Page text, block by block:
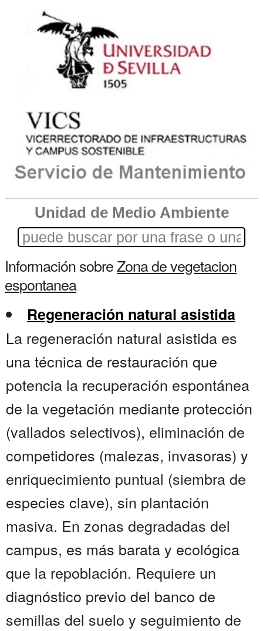
Unidad de Medio Ambiente
Información sobreZona de vegetacion
espontanea
Regeneración natural asistida
La regeneración natural asistida es
una técnica de restauración que
potencia la recuperación espontánea
de la vegetación mediante protección
(vallados selectivos), eliminación de
competidores (malezas, invasoras) y
enriquecimiento puntual (siembra de
especies clave), sin plantación
masiva. En zonas degradadas del
campus, es más barata y ecológica
que la repoblación. Requiere un
diagnóstico previo del banco de
semillas del suelo y seguimiento de